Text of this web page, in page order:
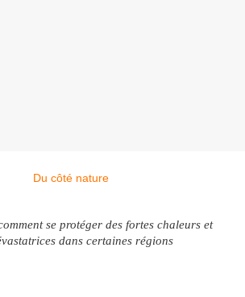
se protéger des fortes chaleurs et
dans certaines régions